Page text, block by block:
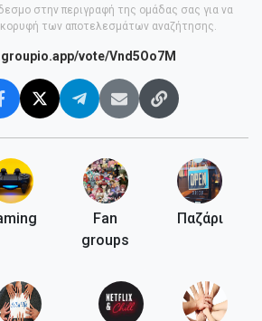
στην περιγραφή της ομάδας σας για να
των αποτελεσμάτων αναζήτησης.
vote/Vnd5Oo7M
Fan
groups
Παζάρι